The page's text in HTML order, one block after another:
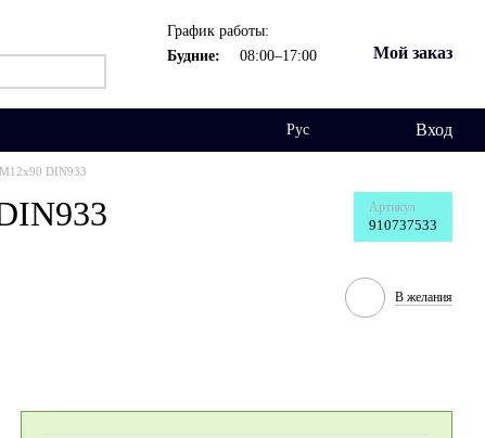
График работы:
Будние:
08:00–17:00 Мой заказ
Рус Вход
М12х90 DIN933
Артикул
910737533
В желания